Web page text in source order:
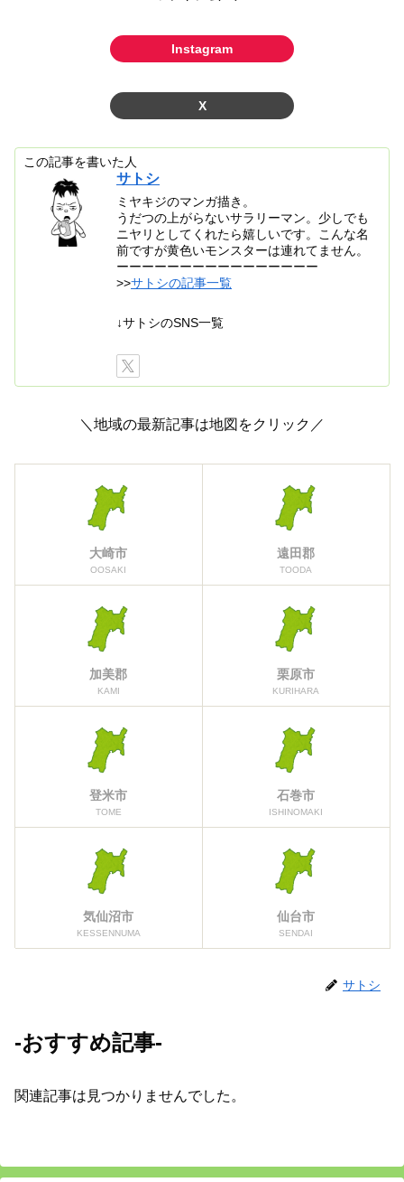
Instagram
X
この記事を書いた人
サトシ
ミヤキジのマンガ描き。
うだつの上がらないサラリーマン。少しでも
ニヤリとしてくれたら嬉しいです。こんな名
前ですが黄色いモンスターは連れてません。
ーーーーーーーーーーーーーーーー
>>サトシの記事一覧
↓サトシのSNS一覧
＼地域の最新記事は地図をクリック／
大崎市
OOSAKI
遠田郡
TOODA
加美郡
KAMI
栗原市
KURIHARA
登米市
TOME
石巻市
ISHINOMAKI
気仙沼市
KESSENNUMA
仙台市
SENDAI
サトシ
-おすすめ記事-
関連記事は見つかりませんでした。